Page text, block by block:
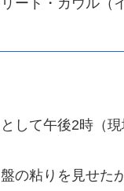
リート・カウル（
して午後2時（
の粘りを見せた